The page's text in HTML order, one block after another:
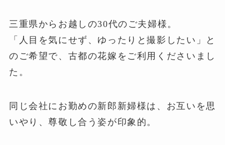
三重県からお越しの30代のご夫婦様。
「人目を気にせず、ゆったりと撮影したい」と
のご希望で、古都の花嫁をご利用くださいまし
た。
同じ会社にお勤めの新郎新婦様は、お互いを思
いやり、尊敬し合う姿が印象的。